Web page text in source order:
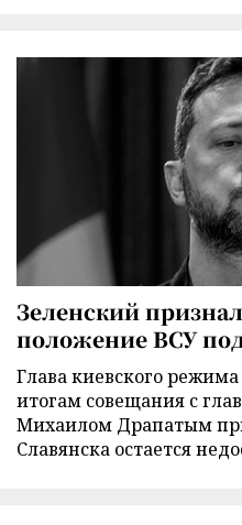
Зеленский
положение ВСУ
Глава киевского
итогам совещания с
Михаилом Драпатым
Славянска остается